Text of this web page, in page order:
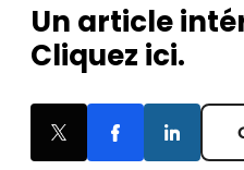
Un article
Cliquez ici.